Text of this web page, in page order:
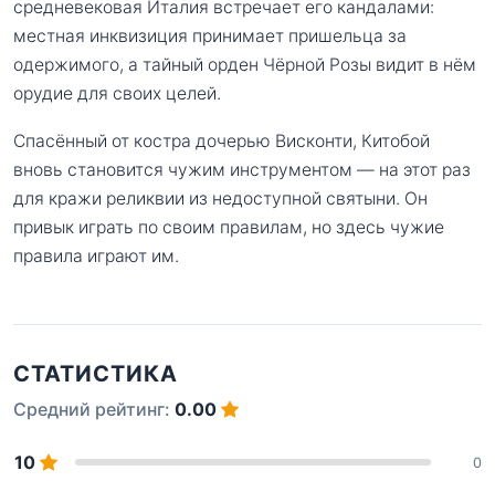
средневековая Италия встречает его кандалами:
местная инквизиция принимает пришельца за
одержимого, а тайный орден Чёрной Розы видит в нём
орудие для своих целей.
Спасённый от костра дочерью Висконти, Китобой
вновь становится чужим инструментом — на этот раз
для кражи реликвии из недоступной святыни. Он
привык играть по своим правилам, но здесь чужие
правила играют им.
СТАТИСТИКА
Средний рейтинг: 0.00
10 0